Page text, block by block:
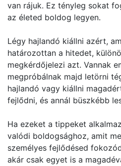
van rájuk. Ez tényleg sokat
az életed boldog legyen.
Légy hajlandó kiállni azért,
határozottan a hitedet,
megkérdőjelezi azt. Vannak
megpróbálnak majd letörni
hajlandó vagy kiállni
fejlődni, és annál büszkébb
Ha ezeket a tippeket
valódi boldogsághoz, amit
személyes fejlődésed
akár csak egyet is a